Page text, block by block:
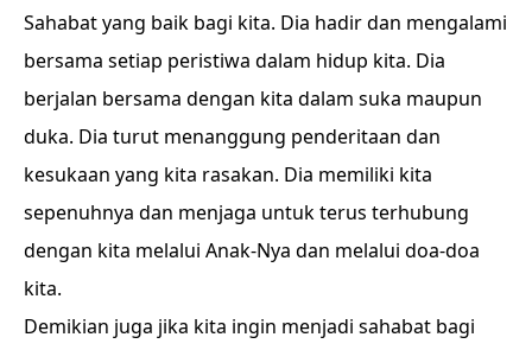
Sahabat yang baik bagi kita. Dia hadir dan mengalami
bersama setiap peristiwa dalam hidup kita. Dia
berjalan bersama dengan kita dalam suka maupun
duka. Dia turut menanggung penderitaan dan
kesukaan yang kita rasakan. Dia memiliki kita
sepenuhnya dan menjaga untuk terus terhubung
dengan kita melalui Anak-Nya dan melalui doa-doa
kita.
Demikian juga jika kita ingin menjadi sahabat bagi